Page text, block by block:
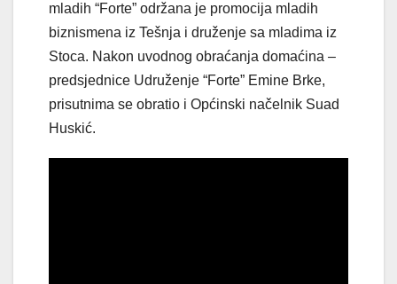
mladih “Forte” održana je promocija mladih
biznismena iz Tešnja i druženje sa mladima iz
Stoca. Nakon uvodnog obraćanja domaćina –
predsjednice Udruženje “Forte” Emine Brke,
prisutnima se obratio i Općinski načelnik Suad
Huskić.